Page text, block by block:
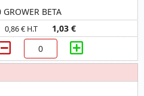
BETA
0,86 € H.T 1,03 €